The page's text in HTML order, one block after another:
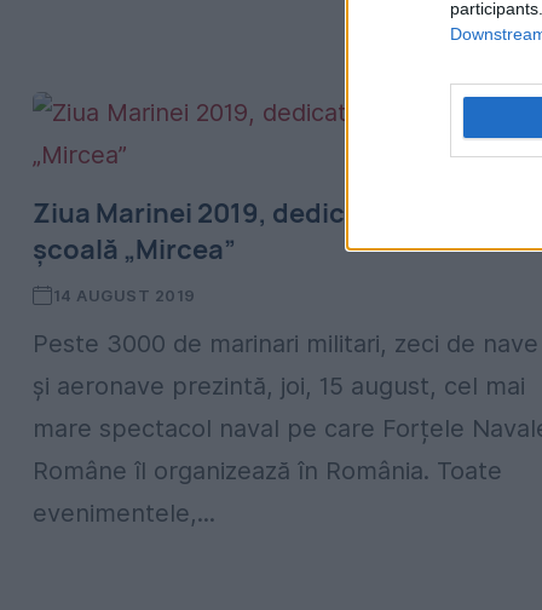
Ziua Marinei 2019, dedicată navei
școală „Mircea”
14 AUGUST 2019
Peste 3000 de marinari militari, zeci de nave
și aeronave prezintă, joi, 15 august, cel mai
mare spectacol naval pe care Forțele
Române îl organizează în România. Toate
evenimentele,...